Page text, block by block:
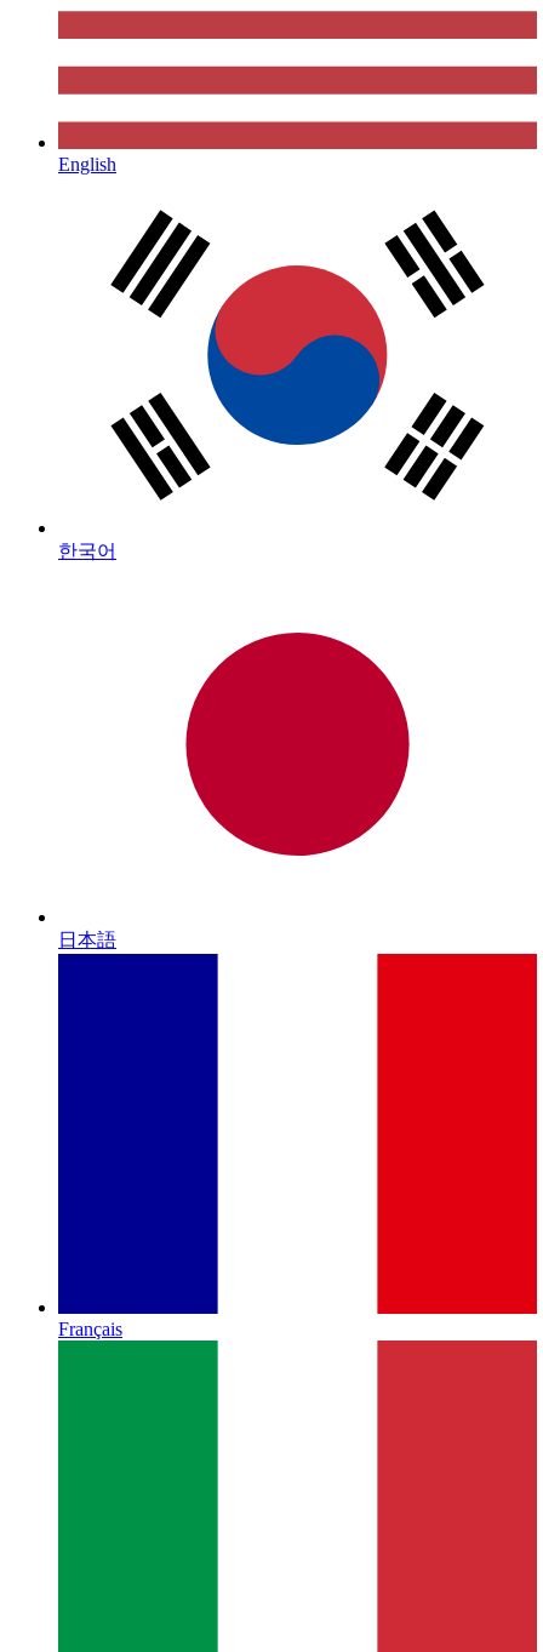
English
한국어
日本語
Français